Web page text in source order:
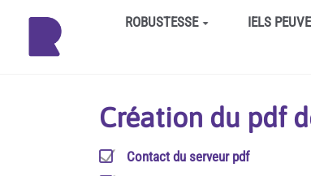
Aller au contenu principalROBUSTESSE IELS
Création du pdf
Contact du serveur pdf